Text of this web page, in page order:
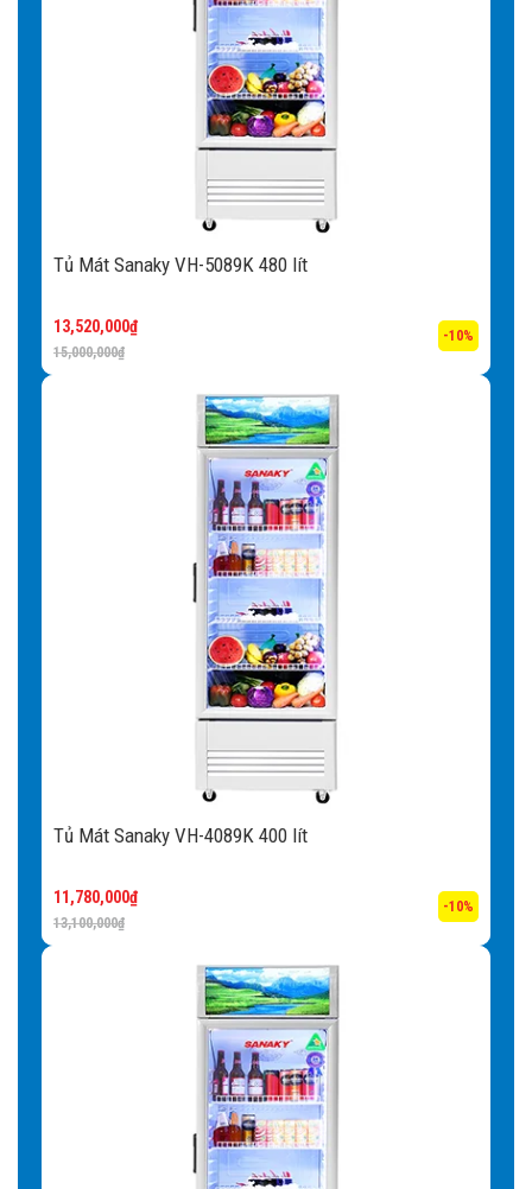
Tủ Mát Sanaky VH-5089K 480 lít
15,000,000₫
13,520,000₫
-10%
Tủ Mát Sanaky VH-4089K 400 lít
13,100,000₫
11,780,000₫
-10%